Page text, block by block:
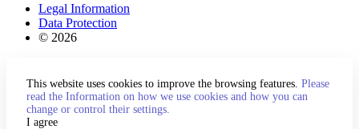
Legal Information
Data Protection
© 2026
This website uses cookies to improve the browsing features. Please
read the Information on how we use cookies and how you can
change or control their settings.
I agree